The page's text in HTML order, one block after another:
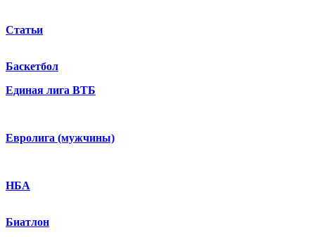
Статьи
Баскетбол
Единая лига ВТБ
Евролига (мужчины)
НБА
Биатлон